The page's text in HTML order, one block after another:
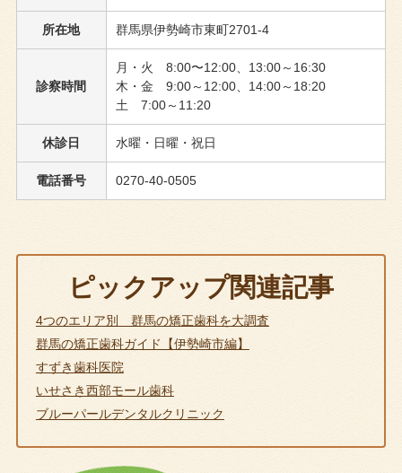
所在地 群馬県伊勢崎市東町2701-4
診察時間
月・火 8:00〜12:00、13:00～16:30
木・金 9:00～12:00、14:00～18:20
土 7:00～11:20
休診日 水曜・日曜・祝日
電話番号 0270-40-0505
ピックアップ関連記事
4つのエリア別 群馬の矯正歯科を大調査
群馬の矯正歯科ガイド【伊勢崎市編】
すずき歯科医院
いせさき西部モール歯科
ブルーパールデンタルクリニック